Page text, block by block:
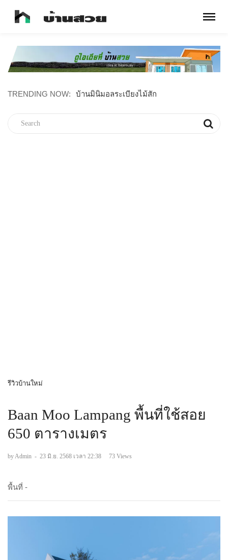
TRENDING NOW: บ้านเดี๋ยวเรียบง่าย สะอาดตา ขนาด 2 ห้องนอน
รีวิวบ้านใหม่
Baan Moo Lampang พื้นที่ใช้สอย​
650 ตารางเมตร
by Admin - 23 มิ.ย. 2568 เวลา 22:38 73 Views
พื้นที่ -